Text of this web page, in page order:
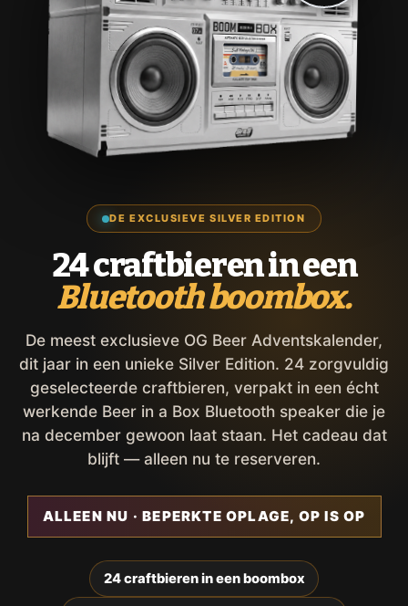
DE EXCLUSIEVE SILVER EDITION
24 craftbieren in een
Bluetooth boombox.
De meest exclusieve OG Beer Adventskalender,
dit jaar in een unieke Silver Edition. 24 zorgvuldig
geselecteerde craftbieren, verpakt in een écht
werkende Beer in a Box Bluetooth speaker die je
na december gewoon laat staan. Het cadeau dat
blijft — alleen nu te reserveren.
ALLEEN NU · BEPERKTE OPLAGE, OP IS OP
24 craftbieren in een boombox